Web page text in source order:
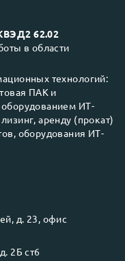
62.02
в области
технологий:
ПАК и
ИТ-
аренду (прокат)
оборудования ИТ-
д. 23, офис
2Б ст6